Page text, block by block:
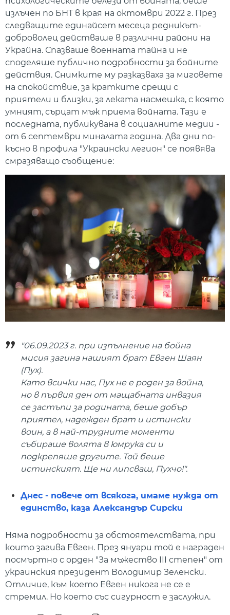
излъчен по БНТ в края на октомври 2022 г. През
следващите единайсет месеца редникът-
доброволец действаше в различни райони на
Украйна. Спазваше военната тайна и не
споделяше публично подробности за бойните
действия. Снимките му разказваха за миговете
на спокойствие, за кратките срещи с
приятели и близки, за леката насмешка, с която
умният, сърцат мъж приема войната. Тази е
последната, публикувана в социалните медии -
от 6 септември миналата година. Два дни по-
късно в профила "Украински легион" се появява
смразяващо съобщение:
"06.09.2023 г. при изпълнение на бойна
мисия загина нашият брат Евген Шаян
(Пух).
Като всички нас, Пух не е роден за война,
но в първия ден от мащабната инвазия
се застъпи за родината, беше добър
приятел, надежден брат и истински
воин, а в най-трудните моменти
събираше волята в юмрука си и
подкрепяше другите. Той беше
истинският. Ще ни липсваш, Пухчо!".
Днес - повече от всякога, имаме нужда от
единство, каза Александър Сирски
Няма подробности за обстоятелствата, при
които загива Евген. През януари той е награден
посмъртно с орден "За мъжество III степен" от
украинския президент Володимир Зеленски.
Отличие, към което Евген никога не се е
стремил. Но което със сигурност е заслужил.